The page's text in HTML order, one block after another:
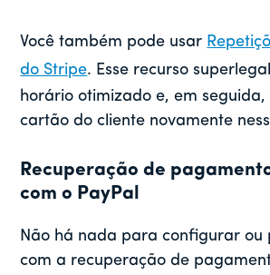
Você também pode usar
do Stripe. Esse recurso
horário otimizado e, em
cartão do cliente novamente
Recuperação de
com o PayPal
Não há nada para configurar ou
com a recuperação de